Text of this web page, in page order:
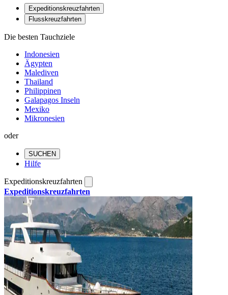
Expeditionskreuzfahrten
Flusskreuzfahrten
Die besten Tauchziele
Indonesien
Ägypten
Malediven
Thailand
Philippinen
Galapagos Inseln
Mexiko
Mikronesien
oder
SUCHEN
Hilfe
Expeditionskreuzfahrten
Expeditionskreuzfahrten